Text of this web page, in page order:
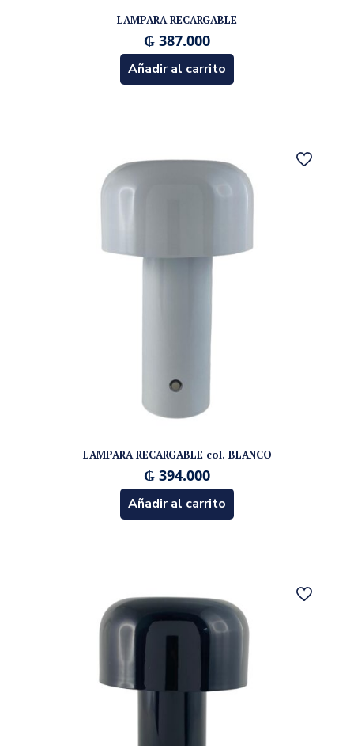
LAMPARA RECARGABLE
₲ 387.000
Añadir al carrito
LAMPARA RECARGABLE col. BLANCO
₲ 394.000
Añadir al carrito